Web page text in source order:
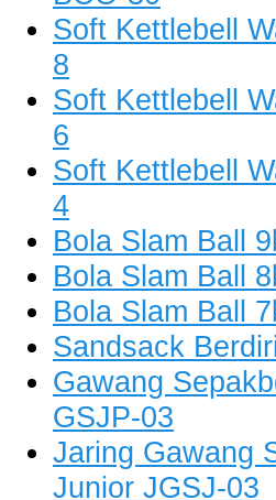
Soft Kettlebell
8
Soft Kettlebell
6
Soft Kettlebell
4
Bola Slam Ball
Bola Slam Ball
Bola Slam Ball
Sandsack
Gawang
GSJP-03
Jaring Gawang
Junior JGSJ-03